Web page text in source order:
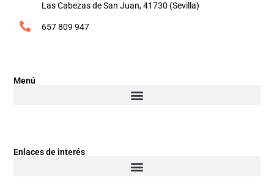
Las Cabezas de San Juan, 41730 (Sevilla)
657 809 947
Menú
Enlaces de interés